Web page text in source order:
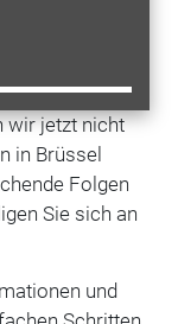
"Tausende
durch immer
wir jetzt nicht
in Brüssel
Folgen
Sie sich an
und